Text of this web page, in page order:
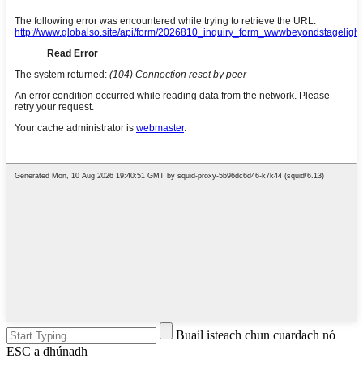
Buail isteach chun cuardach nó
ESC a dhúnadh